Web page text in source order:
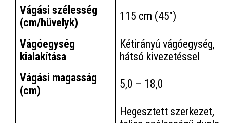
Vágási szélesség
(cm/hüvelyk)
115 cm (45")
Vágóegység
kialakítása
Kétirányú vágóegység,
hátsó kivezetéssel
Vágási magasság
(cm)
5,0 – 18,0
Hegesztett szerkezet,